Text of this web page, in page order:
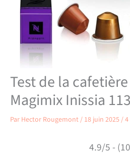
Test de la
Magimix Inissia
Par Hector Rougemont/ 18 juin 2025/
4.9/5 -